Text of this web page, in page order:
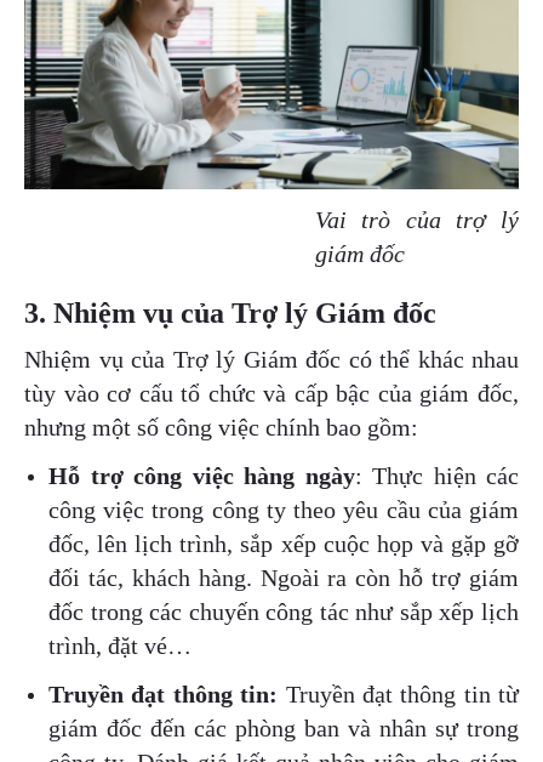
Vai trò của trợ lý
giám đốc
3. Nhiệm vụ của Trợ lý Giám đốc
Nhiệm vụ của Trợ lý Giám đốc có thể khác nhau
tùy vào cơ cấu tổ chức và cấp bậc của giám đốc,
nhưng một số công việc chính bao gồm:
Hỗ trợ công việc hàng ngày: Thực hiện các
công việc trong công ty theo yêu cầu của giám
đốc, lên lịch trình, sắp xếp cuộc họp và gặp gỡ
đối tác, khách hàng. Ngoài ra còn hỗ trợ giám
đốc trong các chuyến công tác như sắp xếp lịch
trình, đặt vé…
Truyền đạt thông tin: Truyền đạt thông tin từ
giám đốc đến các phòng ban và nhân sự trong